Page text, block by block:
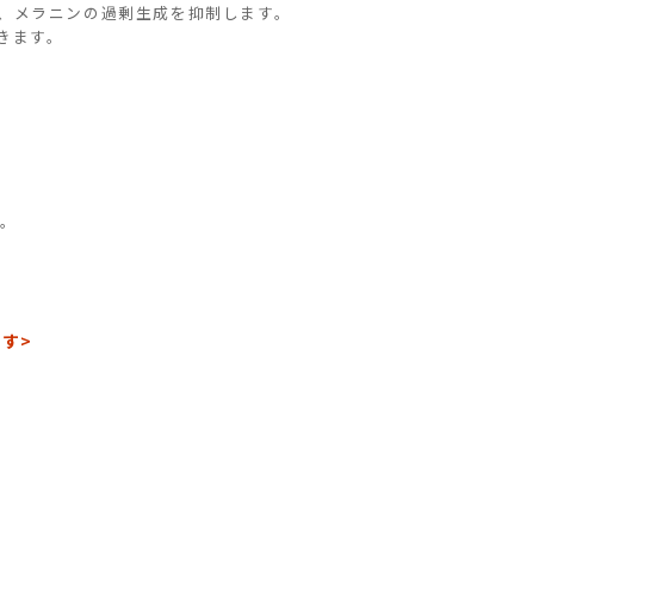
ラニンの過剰生成を抑制します。
す。
>